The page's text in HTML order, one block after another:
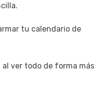
tu calendario de
ver todo de forma más